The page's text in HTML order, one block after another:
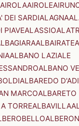
AIROLAAIROLE
DEI SARDIALAGNA
PIAVEALASSIO
ALBAIRATE
ALBANO LAZIALE
ALBANO
ALBAREDO
MARCOALBARETO
TORREALBAVILLA